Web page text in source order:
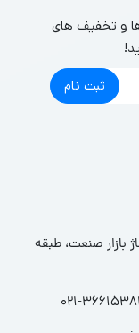
و تخفیف های
ثبت نام
بازار صنعت، طبقه